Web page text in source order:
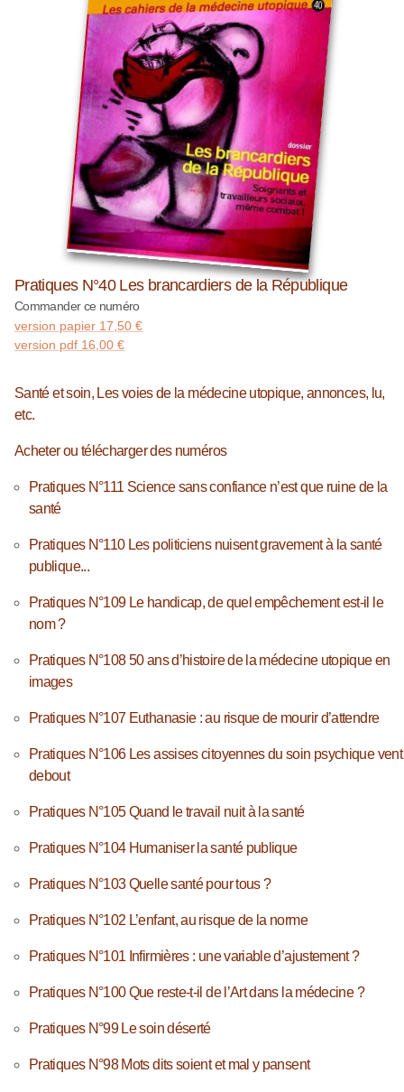
Pratiques N°40 Les brancardiers de la République
Commander ce numéro
version papier 17,50 €
version pdf 16,00 €
Santé et soin, Les voies de la médecine utopique, annonces, lu,
etc.
Acheter ou télécharger des numéros
Pratiques N°111 Science sans confiance n’est que ruine de la
santé
Pratiques N°110 Les politiciens nuisent gravement à la santé
publique...
Pratiques N°109 Le handicap, de quel empêchement est-il le
nom ?
Pratiques N°108 50 ans d’histoire de la médecine utopique en
images
Pratiques N°107 Euthanasie : au risque de mourir d’attendre
Pratiques N°106 Les assises citoyennes du soin psychique vent
debout
Pratiques N°105 Quand le travail nuit à la santé
Pratiques N°104 Humaniser la santé publique
Pratiques N°103 Quelle santé pour tous ?
Pratiques N°102 L’enfant, au risque de la norme
Pratiques N°101 Infirmières : une variable d’ajustement ?
Pratiques N°100 Que reste-t-il de l’Art dans la médecine ?
Pratiques N°99 Le soin déserté
Pratiques N°98 Mots dits soient et mal y pansent